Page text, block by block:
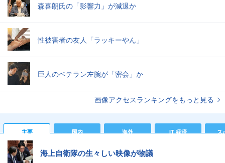
森喜朗氏の「影響力」が減退か
性被害者の友人「ラッキーやん」
巨人のベテラン左腕が「密会」か
画像アクセスランキングをもっと見る
主要 国内 海外 IT 経済 ス
海上自衛隊の生々しい映像が物議